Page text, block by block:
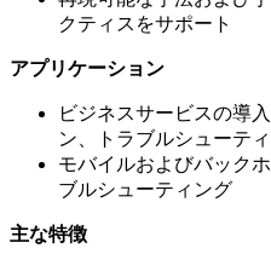
クティスをサポート
アプリケーション
ビジネスサービスの導
ン、トラブルシューテ
モバイルおよびバック
ブルシューティング
主な特徴